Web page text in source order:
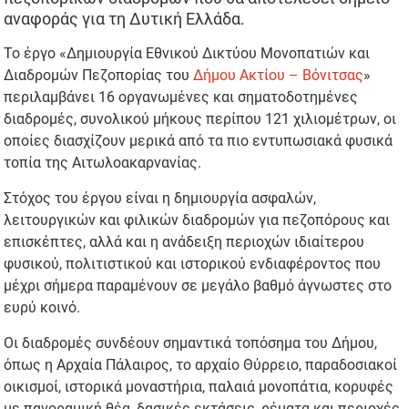
αναφοράς για τη Δυτική Ελλάδα.
Το έργο «Δημιουργία Εθνικού Δικτύου Μονοπατιών και
Διαδρομών Πεζοπορίας τουΔήμου Ακτίου – Βόνιτσας»
περιλαμβάνει 16 οργανωμένες και σηματοδοτημένες
διαδρομές, συνολικού μήκους περίπου 121 χιλιομέτρων, οι
οποίες διασχίζουν μερικά από τα πιο εντυπωσιακά φυσικά
τοπία της Αιτωλοακαρνανίας.
Στόχος του έργου είναι η δημιουργία ασφαλών,
λειτουργικών και φιλικών διαδρομών για πεζοπόρους και
επισκέπτες, αλλά και η ανάδειξη περιοχών ιδιαίτερου
φυσικού, πολιτιστικού και ιστορικού ενδιαφέροντος που
μέχρι σήμερα παραμένουν σε μεγάλο βαθμό άγνωστες στο
ευρύ κοινό.
Οι διαδρομές συνδέουν σημαντικά τοπόσημα του Δήμου,
όπως η Αρχαία Πάλαιρος, το αρχαίο Θύρρειο, παραδοσιακοί
οικισμοί, ιστορικά μοναστήρια, παλαιά μονοπάτια, κορυφές